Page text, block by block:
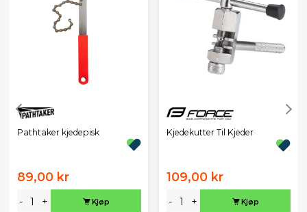
Pathtaker kjedepisk
89,00 kr
- + Kjøp
Kjedekutter Til Kjeder
109,00 kr
- + Kjøp